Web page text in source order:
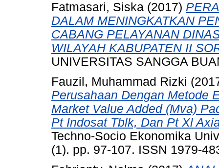
Fatmasari, Siska (2017)
DALAM MENINGKATKAN
CABANG PELAYANAN
WILAYAH KABUPATEN II
UNIVERSITAS SANGGA
Fauzil, Muhammad Rizki
Perusahaan Dengan Metode
Market Value Added (Mva)
Pt Indosat Tblk, Dan Pt Xl
Techno-Socio Ekonomika
(1). pp. 97-107. ISSN 1979-